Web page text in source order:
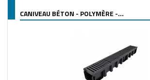
CANIVEAU BÉTON - POLYMÈRE -...